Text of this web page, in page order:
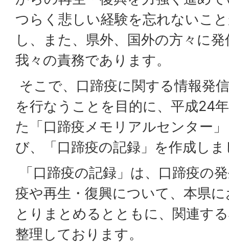
つらく悲しい経験を忘れないこ
し、また、県外、国外の方々に
我々の責務であります。
そこで、口蹄疫に関する情報発
を行なうことを目的に、平成24
た「口蹄疫メモリアルセンター
び、「口蹄疫の記録」を作成し
「口蹄疫の記録」は、口蹄疫の
疫や再生・復興について、本県
とりまとめるとともに、関連す
整理しております。